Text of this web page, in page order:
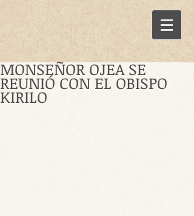
MONSEÑOR OJEA SE
REUNIÓ CON EL OBISPO
KIRILO